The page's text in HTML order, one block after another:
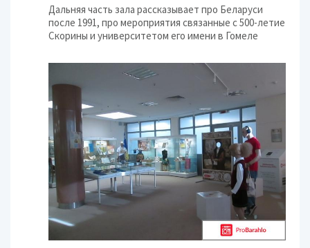
Дальняя часть зала рассказывает про Беларуси
после 1991, про мероприятия связанные с 500-летие
Скорины и университетом его имени в Гомеле